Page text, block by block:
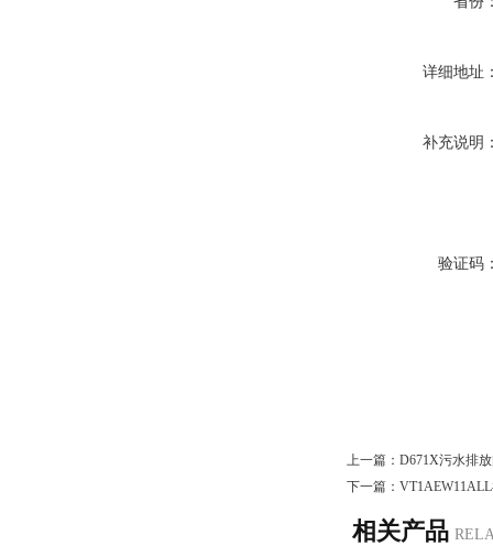
详细地址
补充说明
验证码
上一篇： D671X污水排
下一篇：
相关产品